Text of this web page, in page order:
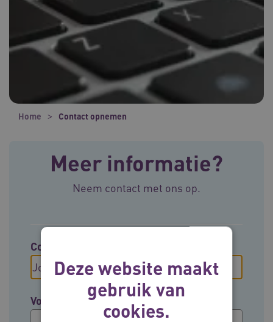
Home Contact opnemen
Meer informatie?
Neem contact met ons op.
Contact opnemen met
Voornaam
Deze website maakt
gebruik van
cookies.